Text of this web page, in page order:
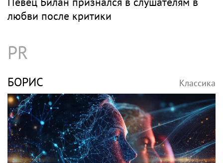
Певица SYUZANNA (Сюзанна Грамагина):
как перестать волноваться и начать
говорить спокойно
ПЕВЕЦ Классика